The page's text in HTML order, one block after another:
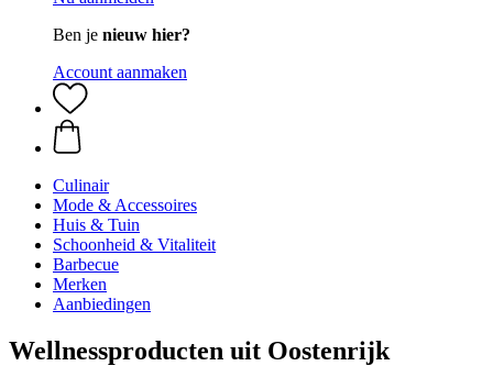
Ben je nieuw hier?
Account aanmaken
Culinair
Mode & Accessoires
Huis & Tuin
Schoonheid & Vitaliteit
Barbecue
Merken
Aanbiedingen
Wellnessproducten uit Oostenrijk